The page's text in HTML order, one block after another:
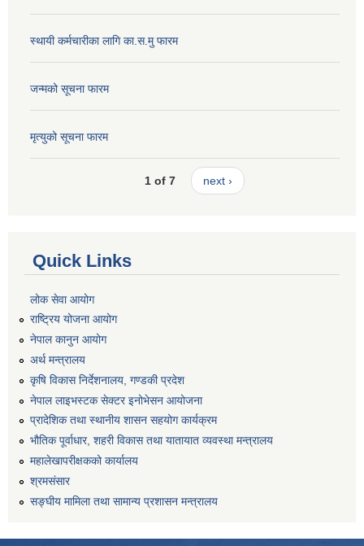
स्थायी कर्मचारीका लागि का.स.मु फारम
जन्मको सूचना फारम
मृत्युको सूचना फारम
1 of 7 next ›
Quick Links
लोक सेवा आयोग
राष्ट्रिय योजना आयोग
नेपाल कानुन आयोग
अर्थ मन्त्रालय
कृषि विकास निर्देशनालय, गण्डकी प्रदेश
नेपाल लाइभस्टक सेक्टर इनोभेसन आयोजना
प्रादेशिक तथा स्थानीय शासन सहयोग कार्यक्रम
भौतिक पूर्वाधार, शहरी विकास तथा यातायात व्यवस्था मन्त्रालय
महालेखापरीक्षकको कार्यालय
श्रमसंसार
सङ्घीय मामिला तथा सामान्य प्रशासन मन्त्रालय